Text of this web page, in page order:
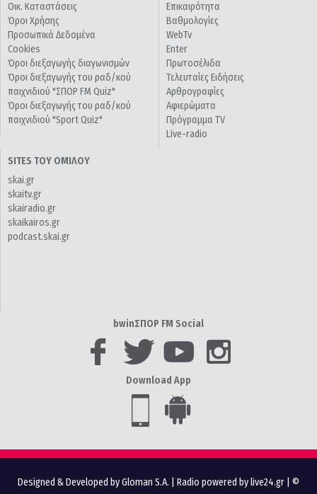
Οικ. Καταστάσεις
Όροι Χρήσης
Προσωπικά Δεδομένα
Cookies
Όροι διεξαγωγής διαγωνισμών
Όροι διεξαγωγής του ραδ/κού
παιχνιδιού "ΣΠΟΡ FM Quiz"
Όροι διεξαγωγής του ραδ/κού
παιχνιδιού "Sport Quiz"
Επικαιρότητα
Βαθμολογίες
WebTv
Enter
Πρωτοσέλιδα
Τελευταίες Ειδήσεις
Αρθρογραφίες
Αφιερώματα
Πρόγραμμα TV
Live-radio
SITES ΤΟΥ ΟΜΙΛΟΥ
skai.gr
skaitv.gr
skairadio.gr
skaikairos.gr
podcast.skai.gr
bwinΣΠΟΡ FM Social
Download App
Designed & Developed by Gloman S.A. Radio powered by live24.gr | ©